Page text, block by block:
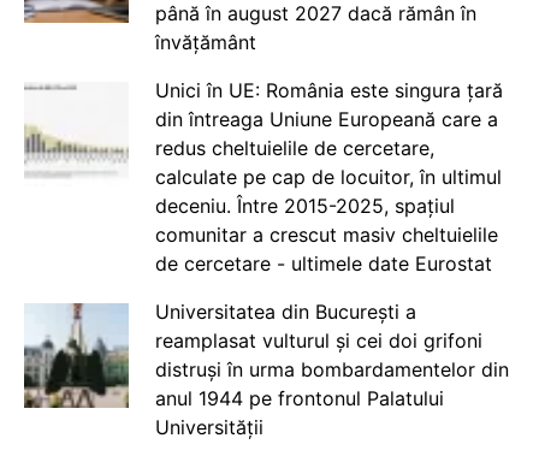
până în august 2027 dacă rămân în
învățământ
Unici în UE: România este singura țară
din întreaga Uniune Europeană care a
redus cheltuielile de cercetare,
calculate pe cap de locuitor, în ultimul
deceniu. Între 2015-2025, spațiul
comunitar a crescut masiv cheltuielile
de cercetare - ultimele date Eurostat
Universitatea din București a
reamplasat vulturul și cei doi grifoni
distruși în urma bombardamentelor din
anul 1944 pe frontonul Palatului
Universității